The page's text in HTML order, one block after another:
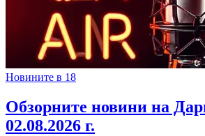
Новините в 18
Обзорните новини на
02.08.2026 г.